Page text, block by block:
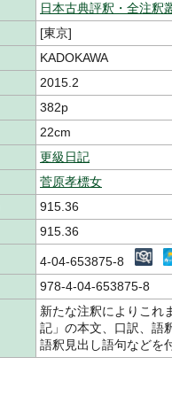
日本古典評釈・全注釈
[東京]
KADOKAWA
2015.2
382p
22cm
更級日記
菅原孝標女
915.36
915.36
4-04-653875-8
978-4-04-653875-8
新たな注釈によりこれ
記」の本文、口訳、語
語釈見出し語句などを